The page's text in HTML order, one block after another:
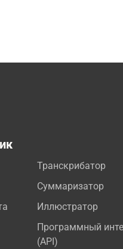
Транскрибатор
Суммаризатор
Иллюстратор
Программный
(API)